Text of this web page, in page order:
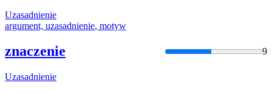
Uzasadnienie
argument, uzasadnienie, motyw
znaczenie 9
Uzasadnienie